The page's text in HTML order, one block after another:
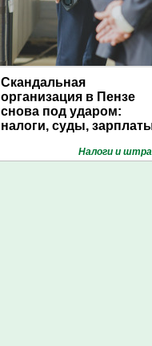
Скандальная
организация в Пензе
снова под ударом:
налоги, суды,
Налоги и